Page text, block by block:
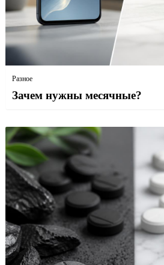
Разное
Зачем нужны месячные?